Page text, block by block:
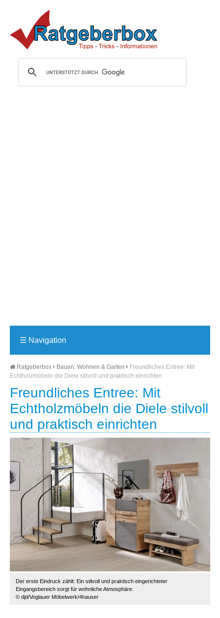
☰ Navigation
Ratgeberbox Bauen, Wohnen & Garten
Freundliches Entree: Mit
Echtholzmöbeln die Diele stilvoll und praktisch einrichten
Freundliches Entree: Mit
Echtholzmöbeln die Diele stilvoll
und praktisch einrichten
Der erste Eindruck zählt: Ein stilvoll und praktisch eingerichteter
Eingangsbereich sorgt für wohnliche Atmosphäre.
© djd/Voglauer Möbelwerk/4hauser